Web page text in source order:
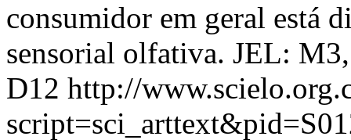
consumidor em geral está
sensorial olfativa. JEL:
D12 http://